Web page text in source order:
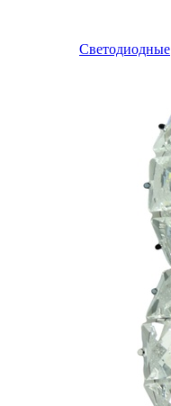
Светодиодные